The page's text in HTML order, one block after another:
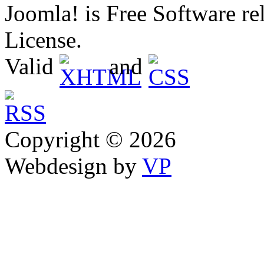
Joomla! is Free Software
License.
Valid
and
Copyright © 2026
Webdesign by VP